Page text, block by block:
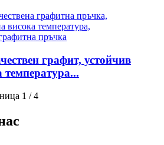
графит, устойчив
температура...
1 / 4